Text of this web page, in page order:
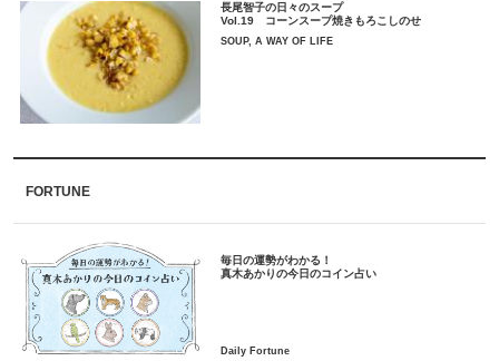
長尾智子の日々のスープ
Vol.19 コーンスープ焼きもろこしのせ
SOUP, A WAY OF LIFE
FORTUNE
毎日の運勢がわかる！